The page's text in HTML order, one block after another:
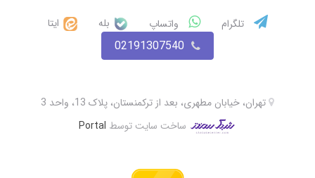
تلگرام واتساپ بله ایتا
02191307540
ساخت سایت توسط Portal
تهران، خیابان مطهری، بعد از ترکمنستان، پلاک 13، واحد 3